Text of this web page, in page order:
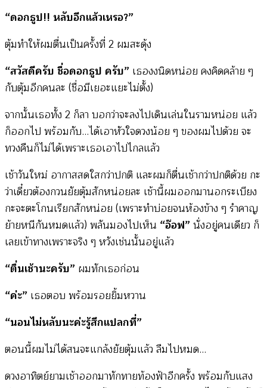
“ดอกธูป!! หลับอีกแล้วเหรอ?”
ตุ้มทำให้ผมตื่นเป็นครั้งที่ 2 ผมสะดุ้ง
“สวัสดีครับ ชื่อดอกธูป ครับ” เธองงนิดหน่อย คงคิดคล้าย ๆ
กับตุ้มอีกคนละ (ชื่อมีเยอะแยะไม่ตั้ง)
จากนั้นเธอทั้ง 2 ก็ลา บอกว่าจะลงไปเดินเล่นในรามหน่อย แล้ว
ก็ออกไป พร้อมกับ…ได้เอาหัวใจดวงน้อย ๆ ของผมไปด้วย จะ
ทวงคืนก็ไม่ได้เพราะเธอเอาไปไกลแล้ว
เช้าวันใหม่ อากาสสดใสกว่าปกติ และผมก็ตื่นเช้ากว่าปกติด้วย กะ
ว่าเดี๋ยวต้องกวนยัยตุ้มสักหน่อยละ เช้านี้ผมออกมานอกระเบียง
กะจะตะโกนเรียกสักหน่อย (เพราะทำบ่อยจนห้องข้าง ๆ รำคาญ
ย้ายหนีกันหมดแล้ว) พลันมองไปเห็น “อ๊อฟ”นั่งอยู่คนเดียว ก็
เลยเข้าทางเพราะจริง ๆ หวังเช่นนั้นอยู่แล้ว
“ตื่นเช้านะครับ” ผมทักเธอก่อน
“ค่ะ” เธอตอบ พร้อมรอยยิ้มหวาน
“นอนไม่หลับนะค่ะรู้สึกแปลกที่”
ตอนนี้ผมไม่ได้สนจะแกล้งยัยตุ้มแล้ว ลืมไปหมด…
ดวงอาทิตย์ยามเช้าออกมาทักทายท้องฟ้าอีกครั้ง พร้อมกับแสง